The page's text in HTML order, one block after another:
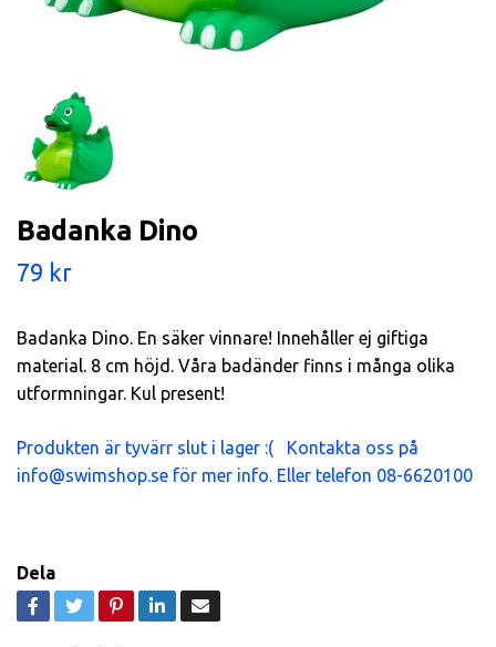
Badanka Dino
79 kr
Badanka Dino. En säker vinnare! Innehåller ej giftiga
material. 8 cm höjd. Våra badänder finns i många olika
utformningar. Kul present!
Produkten är tyvärr slut i lager :( Kontakta oss på
info@swimshop.se för mer info. Eller telefon 08-6620100
Dela